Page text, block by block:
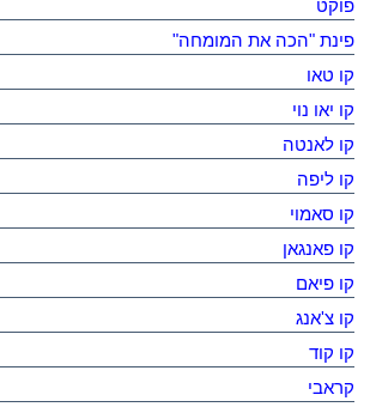
פוקט
פינת "הכה את המומחה"
קו טאו
קו יאו נוי
קו לאנטה
קו ליפה
קו סאמוי
קו פאנגאן
קו פיאם
קו צ'אנג
קו קוד
קראבי